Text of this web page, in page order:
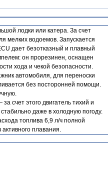
лодки или катера. За счет
мелких водоемов. Запускается
дает безотказный и плавный
он прорезинен, оснащен
хода и чекой безопасности.
автомобиля, для переноски
без посторонней помощи.
счет этого двигатель тихий и
даже в холодную погоду.
топлива 6,9 л/ч полной
активного плавания.